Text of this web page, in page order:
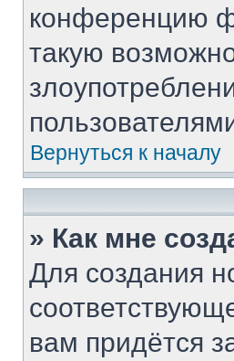
конференцию
такую
Вернуться к началу
» Как мне
Для создания
вам придётся